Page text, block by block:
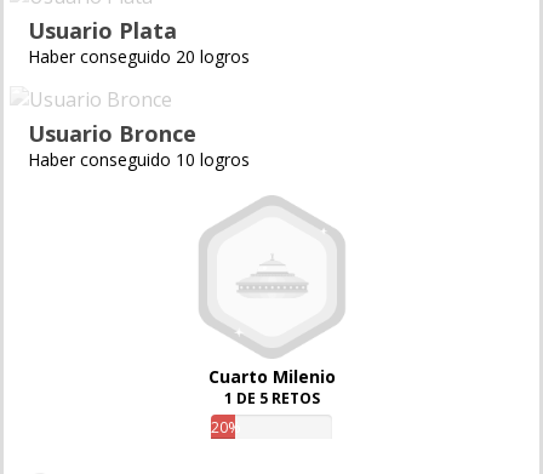
Usuario Plata
Haber conseguido 20 logros
Usuario Bronce
Haber conseguido 10 logros
Cuarto Milenio
1 DE 5 RETOS
20%